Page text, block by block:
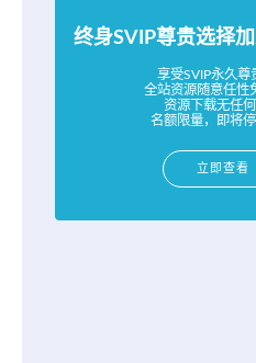
终身SVIP尊贵选择
享受SVIP永久尊
全站资源随意任性
资源下载无任
名额限量，即将
立即查看